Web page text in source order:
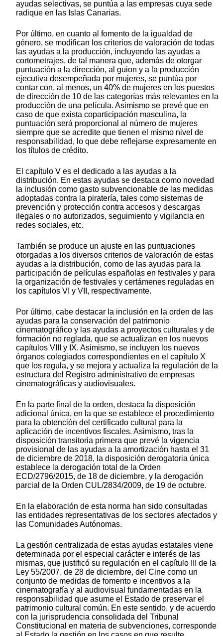
ayudas selectivas, se puntúa a las empresas cuya sede
radique en las Islas Canarias.
Por último, en cuanto al fomento de la igualdad de
género, se modifican los criterios de valoración de todas
las ayudas a la producción, incluyendo las ayudas a
cortometrajes, de tal manera que, además de otorgar
puntuación a la dirección, al guion y a la producción
ejecutiva desempeñada por mujeres, se puntúa por
contar con, al menos, un 40% de mujeres en los puestos
de dirección de 10 de las categorías más relevantes en la
producción de una película. Asimismo se prevé que en
caso de que exista coparticipación masculina, la
puntuación será proporcional al número de mujeres
siempre que se acredite que tienen el mismo nivel de
responsabilidad, lo que debe reflejarse expresamente en
los títulos de crédito.
El capítulo V es el dedicado a las ayudas a la
distribución. En estas ayudas se destaca como novedad
la inclusión como gasto subvencionable de las medidas
adoptadas contra la piratería, tales como sistemas de
prevención y protección contra accesos y descargas
ilegales o no autorizados, seguimiento y vigilancia en
redes sociales, etc.
También se produce un ajuste en las puntuaciones
otorgadas a los diversos criterios de valoración de estas
ayudas a la distribución, como de las ayudas para la
participación de películas españolas en festivales y para
la organización de festivales y certámenes reguladas en
los capítulos VI y VII, respectivamente.
Por último, cabe destacar la inclusión en la orden de las
ayudas para la conservación del patrimonio
cinematográfico y las ayudas a proyectos culturales y de
formación no reglada, que se actualizan en los nuevos
capítulos VIII y IX. Asimismo, se incluyen los nuevos
órganos colegiados correspondientes en el capítulo X
que los regula, y se mejora y actualiza la regulación de la
estructura del Registro administrativo de empresas
cinematográficas y audiovisuales.
En la parte final de la orden, destaca la disposición
adicional única, en la que se establece el procedimiento
para la obtención del certificado cultural para la
aplicación de incentivos fiscales. Asimismo, tras la
disposición transitoria primera que prevé la vigencia
provisional de las ayudas a la amortización hasta el 31
de diciembre de 2018, la disposición derogatoria única
establece la derogación total de la Orden
ECD/2796/2015, de 18 de diciembre, y la derogación
parcial de la Orden CUL/2834/2009, de 19 de octubre.
En la elaboración de esta norma han sido consultadas
las entidades representativas de los sectores afectados y
las Comunidades Autónomas.
La gestión centralizada de estas ayudas estatales viene
determinada por el especial carácter e interés de las
mismas, que justificó su regulación en el capítulo III de la
Ley 55/2007, de 28 de diciembre, del Cine como un
conjunto de medidas de fomento e incentivos a la
cinematografía y al audiovisual fundamentadas en la
responsabilidad que asume el Estado de preservar el
patrimonio cultural común. En este sentido, y de acuerdo
con la jurisprudencia consolidada del Tribunal
Constitucional en materia de subvenciones, corresponde